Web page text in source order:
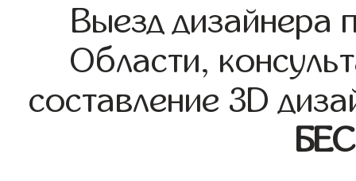
Выезд дизайнера
Области,
составление 3D